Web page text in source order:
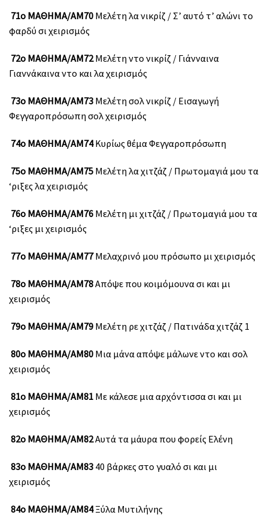
71ο ΜΑΘΗΜΑ/ΑΜ70 Μελέτη λα νικρίζ / Σ’ αυτό τ’ αλώνι το
φαρδύ σι χειρισμός
72ο ΜΑΘΗΜΑ/ΑΜ72Μελέτη ντο νικρίζ / Γιάνναινα
Γιαννάκαινα ντο και λα χειρισμός
73ο ΜΑΘΗΜΑ/ΑΜ73 Μελέτη σολ νικρίζ / Εισαγωγή
Φεγγαροπρόσωπη σολ χειρισμός
74ο ΜΑΘΗΜΑ/ΑΜ74Κυρίως θέμα Φεγγαροπρόσωπη
75ο ΜΑΘΗΜΑ/ΑΜ75 Μελέτη λα χιτζάζ / Πρωτομαγιά μου τα
‘ριξες λα χειρισμός
76ο ΜΑΘΗΜΑ/ΑΜ76 Μελέτη μι χιτζάζ / Πρωτομαγιά μου τα
‘ριξες μι χειρισμός
77ο ΜΑΘΗΜΑ/ΑΜ77Μελαχρινό μου πρόσωπο μι χειρισμός
78ο ΜΑΘΗΜΑ/ΑΜ78Απόψε που κοιμόμουνα σι και μι
χειρισμός
79ο ΜΑΘΗΜΑ/ΑΜ79 Μελέτη ρε χιτζάζ / Πατινάδα χιτζάζ 1
80ο ΜΑΘΗΜΑ/ΑΜ80 Μια μάνα απόψε μάλωνε ντο και σολ
χειρισμός
81ο ΜΑΘΗΜΑ/ΑΜ81 Με κάλεσε μια αρχόντισσα σι και μι
χειρισμός
82ο ΜΑΘΗΜΑ/ΑΜ82Αυτά τα μάυρα που φορείς Ελένη
83ο ΜΑΘΗΜΑ/ΑΜ83 40 βάρκες στο γυαλό σι και μι
χειρισμός
84ο ΜΑΘΗΜΑ/ΑΜ84Ξύλα Μυτιλήνης